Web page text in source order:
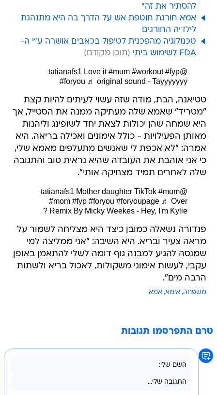
להסתיר את זה"
אמא חורגת חוטפת אש על הדרך בה היא מתנהגת
לילדיה החורגים
טכנולוגיה מהפכנית לטיפול בכאבים אושרה ע"י ה-
FDA לשימוש ביתי
@tatianafs1
Love it#mum #workout #fyp
#foryou ♬ original sound - Tayyyyyyy
טטיאנה, הבת, מודה שזה עשוי לעיתים להיות קצת
"מטריד" שאמא שלה מעתיקה ממנה את הסטייל, אך
היא שמחה שהן יכולות לצאת יחד לשופינג וליהנות
מאותן הפעילויות - כולל אימונים ואכילה בריאה. היא
אמרה: "לא אכפת לי שאנשים מתעלפים מאמא שלי,
כי אני אוהבת את העובדה שהיא נראית טוב והתגובה
שלה לאחרים תמיד מצחיקה אותי".
@tatianafs1
Mother daughter TikTok #mum
#mom #fyp #foryou #foryoupage ♬ Over
Remix By Micky Weekes - Hey, I'm Kylie ?
פנדורה נשאלה כמובן כיצד היא מצליחה לשמור על
מראה צעיר ובריא. היא השיבה: "אני ממליצה למי
שמנסה להגיע למבנה גוף דומה לשלי להתאמן באופן
עקבי, לעשות אימוני משקולות, לאכול בריא ולשתות
הרבה מים".
משפחה אימא אמא
טרם התפרסמו תגובות